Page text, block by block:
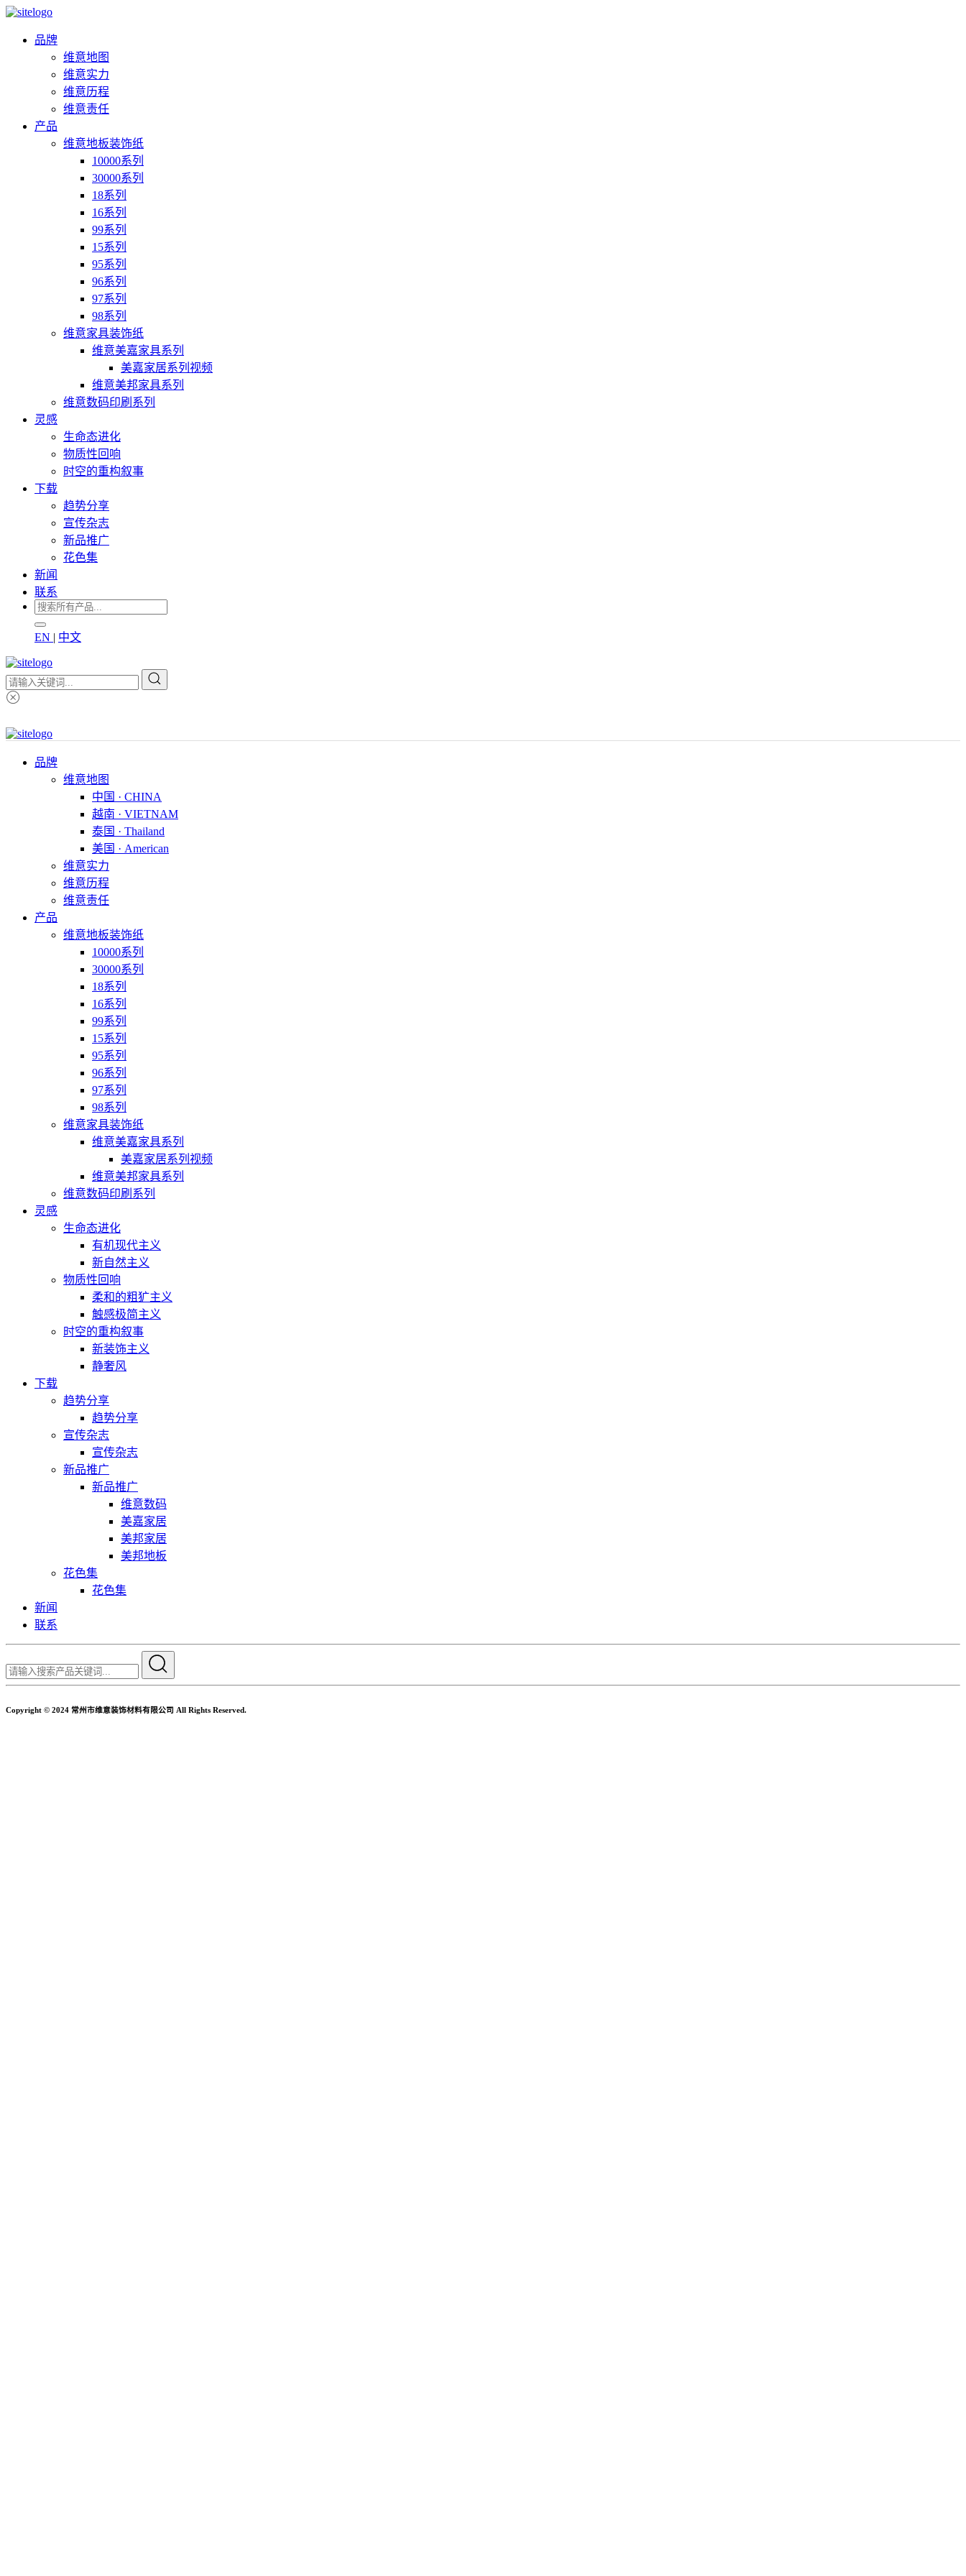
品牌
维意地图
维意实力
维意历程
维意责任
产品
维意地板装饰纸
10000系列
30000系列
18系列
16系列
99系列
15系列
95系列
96系列
97系列
98系列
维意家具装饰纸
维意美嘉家具系列
美嘉家居系列视频
维意美邦家具系列
维意数码印刷系列
灵感
生命态进化
物质性回响
时空的重构叙事
下载
趋势分享
宣传杂志
新品推广
花色集
新闻
联系
EN | 中文
品牌
维意地图
中国 · CHINA
越南 · VIETNAM
泰国 · Thailand
美国 · American
维意实力
维意历程
维意责任
产品
维意地板装饰纸
10000系列
30000系列
18系列
16系列
99系列
15系列
95系列
96系列
97系列
98系列
维意家具装饰纸
维意美嘉家具系列
美嘉家居系列视频
维意美邦家具系列
维意数码印刷系列
灵感
生命态进化
有机现代主义
新自然主义
物质性回响
柔和的粗犷主义
触感极简主义
时空的重构叙事
新装饰主义
静奢风
下载
趋势分享
趋势分享
宣传杂志
宣传杂志
新品推广
新品推广
维意数码
美嘉家居
美邦家居
美邦地板
花色集
花色集
新闻
联系
Copyright © 2024 常州市维意装饰材料有限公司 All Rights Reserved.